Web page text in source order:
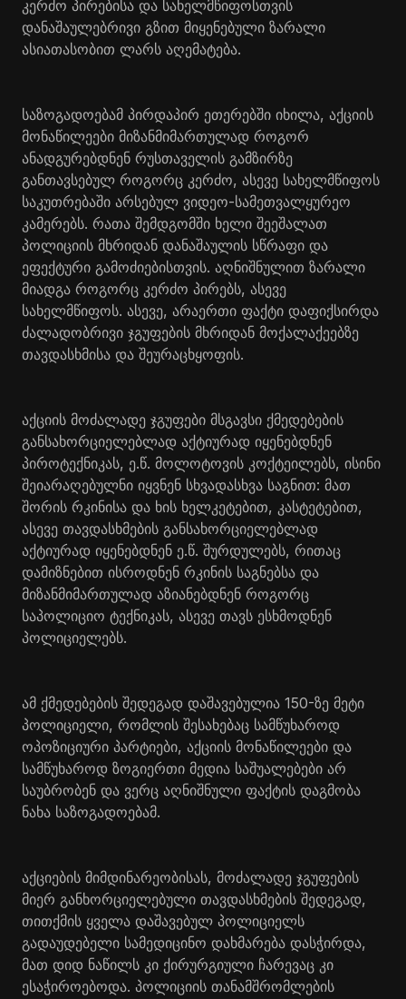
კერძო პირებისა და სახელმწიფოსთვის
დანაშაულებრივი გზით მიყენებული ზარალი
ასიათასობით ლარს აღემატება.
საზოგადოებამ პირდაპირ ეთერებში იხილა, აქციის
მონაწილეები მიზანმიმართულად როგორ
ანადგურებდნენ რუსთაველის გამზირზე
განთავსებულ როგორც კერძო, ასევე სახელმწიფოს
საკუთრებაში არსებულ ვიდეო-სამეთვალყურეო
კამერებს. რათა შემდგომში ხელი შეეშალათ
პოლიციის მხრიდან დანაშაულის სწრაფი და
ეფექტური გამოძიებისთვის. აღნიშნულით ზარალი
მიადგა როგორც კერძო პირებს, ასევე
სახელმწიფოს. ასევე, არაერთი ფაქტი დაფიქსირდა
ძალადობრივი ჯგუფების მხრიდან მოქალაქეებზე
თავდასხმისა და შეურაცხყოფის.
აქციის მოძალადე ჯგუფები მსგავსი ქმედებების
განსახორციელებლად აქტიურად იყენებდნენ
პიროტექნიკას, ე.წ. მოლოტოვის კოქტეილებს, ისინი
შეიარაღებულნი იყვნენ სხვადასხვა საგნით: მათ
შორის რკინისა და ხის ხელკეტებით, კასტეტებით,
ასევე თავდასხმების განსახორციელებლად
აქტიურად იყენებდნენ ე.წ. შურდულებს, რითაც
დამიზნებით ისროდნენ რკინის საგნებსა და
მიზანმიმართულად აზიანებდნენ როგორც
საპოლიციო ტექნიკას, ასევე თავს ესხმოდნენ
პოლიციელებს.
ამ ქმედებების შედეგად დაშავებულია 150-ზე მეტი
პოლიციელი, რომლის შესახებაც სამწუხაროდ
ოპოზიციური პარტიები, აქციის მონაწილეები და
სამწუხაროდ ზოგიერთი მედია საშუალებები არ
საუბრობენ და ვერც აღნიშნული ფაქტის დაგმობა
ნახა საზოგადოებამ.
აქციების მიმდინარეობისას, მოძალადე ჯგუფების
მიერ განხორციელებული თავდასხმების შედეგად,
თითქმის ყველა დაშავებულ პოლიციელს
გადაუდებელი სამედიცინო დახმარება დასჭირდა,
მათ დიდ ნაწილს კი ქირურგიული ჩარევაც კი
ესაჭიროებოდა. პოლიციის თანამშრომლების